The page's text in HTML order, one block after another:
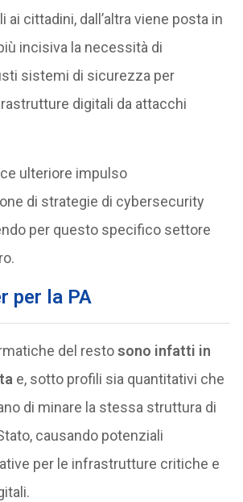
ai cittadini, dall’altra viene posta in
incisiva la necessità di
sistemi di sicurezza per
digitali da attacchi
ulteriore impulso
di strategie di cybersecurity
per questo specifico settore
per la PA
del restosono infatti in
e, sotto profili sia quantitativi che
di minare la stessa struttura di
causando potenziali
per le infrastrutture critiche e